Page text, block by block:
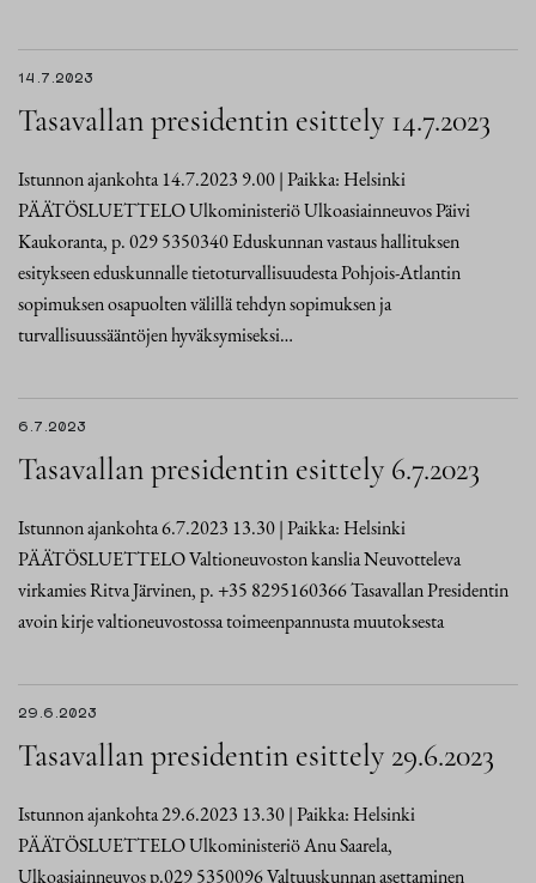
14.7.2023
Tasavallan presidentin esittely 14.7.2023
Istunnon ajankohta 14.7.2023 9.00 | Paikka: Helsinki
PÄÄTÖSLUETTELO Ulkoministeriö Ulkoasiainneuvos Päivi
Kaukoranta, p. 029 5350340 Eduskunnan vastaus hallituksen
esitykseen eduskunnalle tietoturvallisuudesta Pohjois-Atlantin
sopimuksen osapuolten välillä tehdyn sopimuksen ja
turvallisuussääntöjen hyväksymiseksi…
6.7.2023
Tasavallan presidentin esittely 6.7.2023
Istunnon ajankohta 6.7.2023 13.30 | Paikka: Helsinki
PÄÄTÖSLUETTELO Valtioneuvoston kanslia Neuvotteleva
virkamies Ritva Järvinen, p. +35 8295160366 Tasavallan Presidentin
avoin kirje valtioneuvostossa toimeenpannusta muutoksesta
29.6.2023
Tasavallan presidentin esittely 29.6.2023
Istunnon ajankohta 29.6.2023 13.30 | Paikka: Helsinki
PÄÄTÖSLUETTELO Ulkoministeriö Anu Saarela,
Ulkoasiainneuvos p.029 5350096 Valtuuskunnan asettaminen